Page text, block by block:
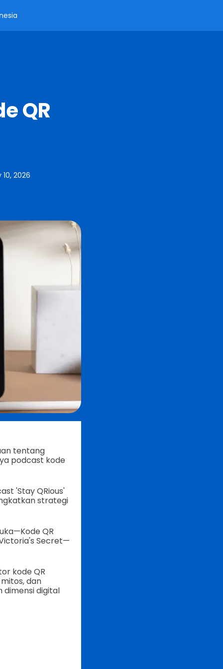
QR
2026
tentang
podcast kode
'Stay QRious'
strategi
QR
Secret—
kode QR
dan
digital